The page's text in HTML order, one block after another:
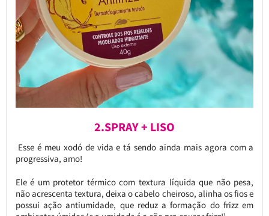
2.SPRAY + LISO
Esse é meu xodó de vida e tá sendo ainda mais agora com a
progressiva, amo!
Ele é um protetor térmico com textura líquida que não pesa,
não acrescenta textura, deixa o cabelo cheiroso, alinha os fios e
possui ação antiumidade, que reduz a formação do frizz em